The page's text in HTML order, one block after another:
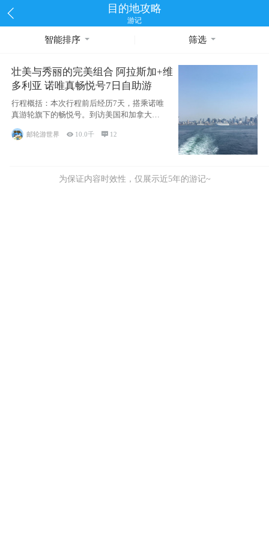
目的地攻略
游记
智能排序 筛选
壮美与秀丽的完美组合 阿拉斯加+维
多利亚 诺唯真畅悦号7日自助游
行程概括：本次行程前后经历7天，搭乘诺唯
真游轮旗下的畅悦号。到访美国和加拿大的4
个州/省：美国华盛顿州
邮轮游世界  10.0千  12
为保证内容时效性，仅展示近5年的游记~